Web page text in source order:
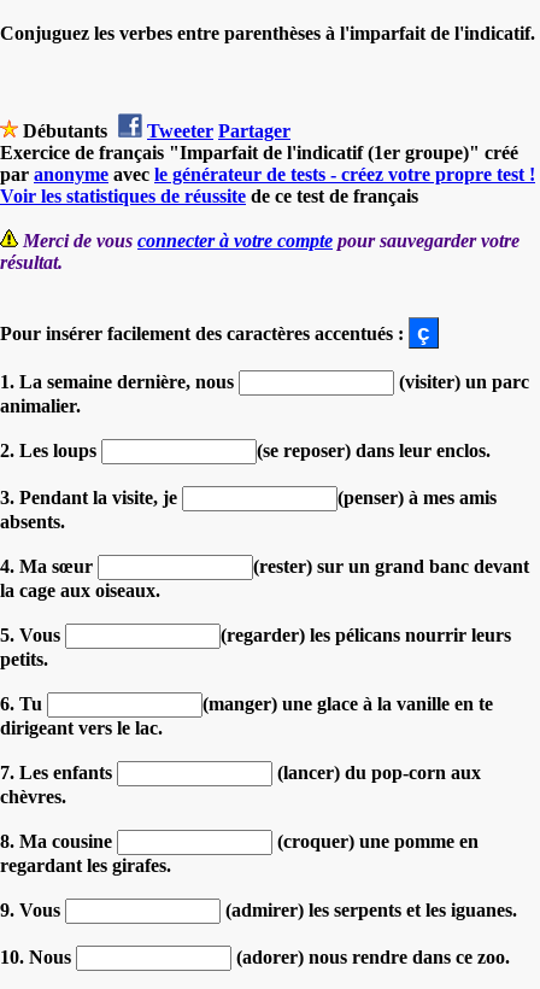
Conjuguez les verbes entre parenthèses à l'imparfait de l'indicatif.
Débutants Tweeter Partager
Exercice de français "Imparfait de l'indicatif (1er groupe)" créé
par anonyme avec le générateur de tests - créez votre propre test !
Voir les statistiques de réussite de ce test de français
Merci de vous connecter à votre compte pour sauvegarder votre
résultat.
Pour insérer facilement des caractères accentués :
1. La semaine dernière, nous
(visiter) un parc
animalier.
2. Les loups (se reposer) dans leur enclos.
3. Pendant la visite, je
(penser) à mes amis
absents.
4. Ma sœur
(rester) sur un grand banc devant
la cage aux oiseaux.
5. Vous
(regarder) les pélicans nourrir leurs
petits.
6. Tu
(manger) une glace à la vanille en te
dirigeant vers le lac.
7. Les enfants
(lancer) du pop-corn aux
chèvres.
8. Ma cousine
(croquer) une pomme en
regardant les girafes.
9. Vous (admirer) les serpents et les iguanes.
10. Nous (adorer) nous rendre dans ce zoo.